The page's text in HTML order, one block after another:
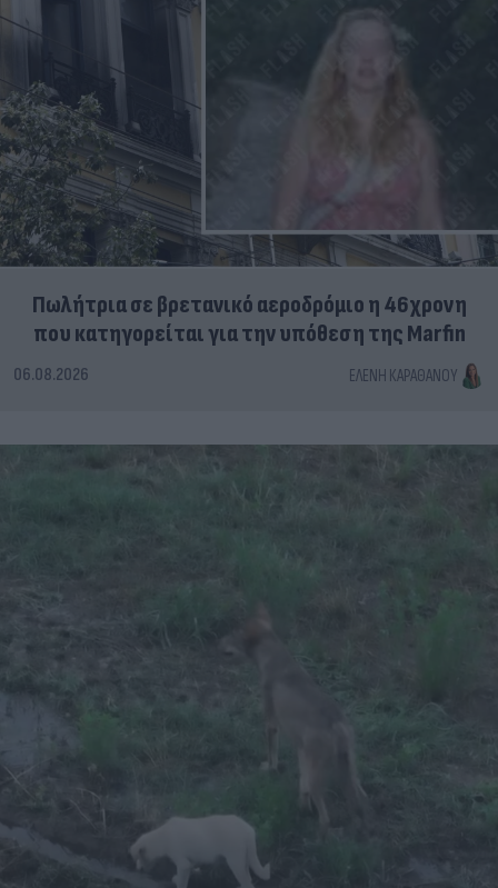
Πωλήτρια σε βρετανικό αεροδρόμιο η 46χρονη
που κατηγορείται για την υπόθεση της Marfin
06.08.2026 ΕΛΈΝΗ ΚΑΡΑΘΆΝΟΥ